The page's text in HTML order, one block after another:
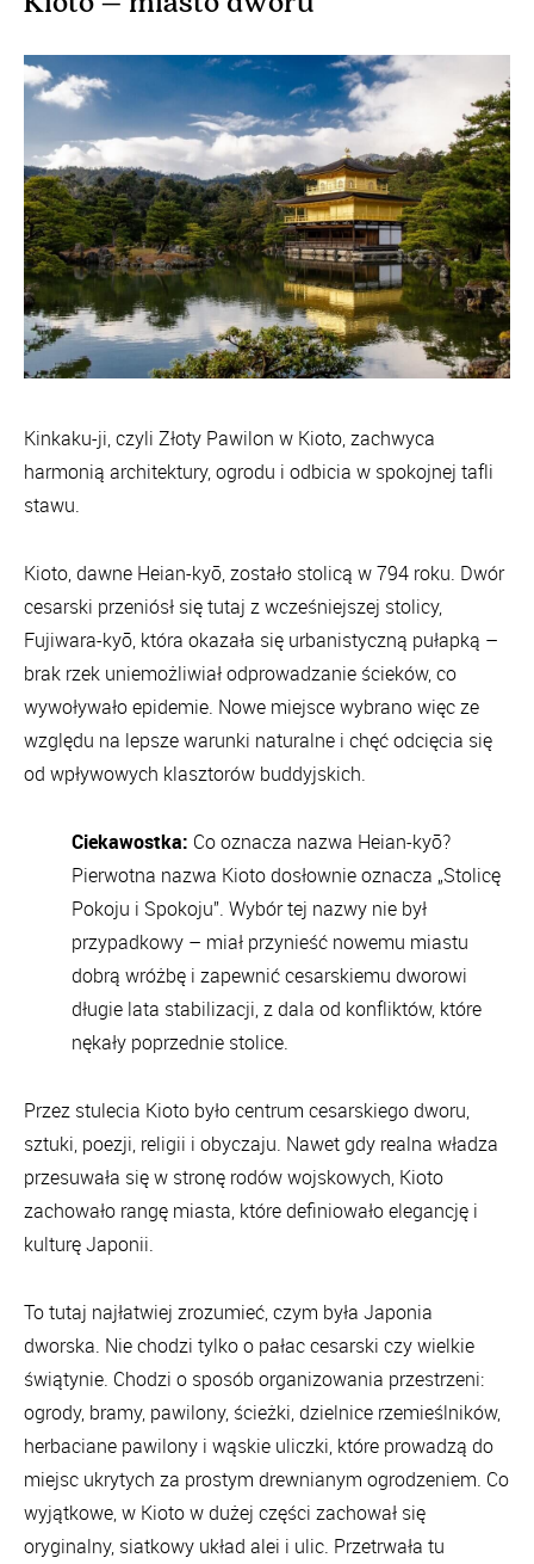
Kinkaku-ji, czyli Złoty Pawilon w Kioto, zachwyca
harmonią architektury, ogrodu i odbicia w spokojnej tafli
stawu.
Kioto, dawne Heian-kyō, zostało stolicą w 794 roku. Dwór
cesarski przeniósł się tutaj z wcześniejszej stolicy,
Fujiwara-kyō, która okazała się urbanistyczną pułapką –
brak rzek uniemożliwiał odprowadzanie ścieków, co
wywoływało epidemie. Nowe miejsce wybrano więc ze
względu na lepsze warunki naturalne i chęć odcięcia się
od wpływowych klasztorów buddyjskich.
Ciekawostka: Co oznacza nazwa Heian-kyō?
Pierwotna nazwa Kioto dosłownie oznacza „Stolicę
Pokoju i Spokoju”. Wybór tej nazwy nie był
przypadkowy – miał przynieść nowemu miastu
dobrą wróżbę i zapewnić cesarskiemu dworowi
długie lata stabilizacji, z dala od konfliktów, które
nękały poprzednie stolice.
Przez stulecia Kioto było centrum cesarskiego dworu,
sztuki, poezji, religii i obyczaju. Nawet gdy realna władza
przesuwała się w stronę rodów wojskowych, Kioto
zachowało rangę miasta, które definiowało elegancję i
kulturę Japonii.
To tutaj najłatwiej zrozumieć, czym była Japonia
dworska. Nie chodzi tylko o pałac cesarski czy wielkie
świątynie. Chodzi o sposób organizowania przestrzeni:
ogrody, bramy, pawilony, ścieżki, dzielnice rzemieślników,
herbaciane pawilony i wąskie uliczki, które prowadzą do
miejsc ukrytych za prostym drewnianym ogrodzeniem. Co
wyjątkowe, w Kioto w dużej części zachował się
oryginalny, siatkowy układ alei i ulic. Przetrwała tu